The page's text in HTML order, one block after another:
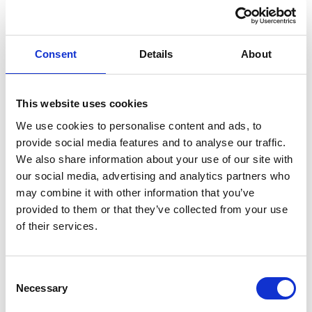
Consent Details About
This website uses cookies
We use cookies to personalise content and ads, to
provide social media features and to analyse our traffic.
We also share information about your use of our site with
our social media, advertising and analytics partners who
may combine it with other information that you’ve
provided to them or that they’ve collected from your use
of their services.
Selection
Necessary
olejami syntetycznymi, jak i mineralnymi występującymi w układach
Jak sprawdzić ciśnienie w układzie klimatyzacji
samochodowej?
Przed uzupełnieniem czynnika chłodniczego należy dokonać
pomiaru ciśnienia dołączonym do zestawu manometrem. Aby
określić ciśnienie czynnika chłodniczego w układzie klimatyzacji
znajdź port niskiego ciśnienia - oznaczony literami LP, pod maską
auta i podłącz do niego przewód z manometrem.
Manometr AC FIX - oznaczenia
✅Jeśli ciśnienie w układzie klimatyzacji jest zbyt niskie należy